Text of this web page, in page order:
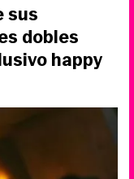
sus
dobles
happy